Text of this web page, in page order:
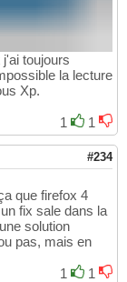
toujours
la lecture
Xp.
1
1
#234
que firefox 4
fix sale dans la
solution
pas, mais en
1
1